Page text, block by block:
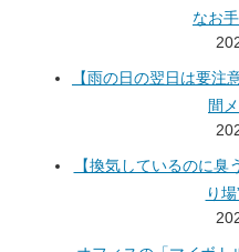
なお
【雨の日の翌日は要注
間
【換気しているのに臭
り